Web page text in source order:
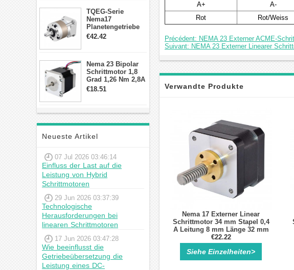
TQEG-Serie
Nema17
Planetengetriebe
10:1 Spiel 15Arc-
€42.42
Nema 23 Bipolar
Schrittmotor 1,8
Grad 1,26 Nm 2,8A
2,5V 4 Drähte
€18.51
Neueste Artikel
07 Jul 2026 03:46:14
Einfluss der Last auf die
Leistung von Hybrid
Schrittmotoren
29 Jun 2026 03:37:39
Technologische
Herausforderungen bei
linearen Schrittmotoren
17 Jun 2026 03:47:28
Wie beeinflusst die
Getriebeübersetzung die
Leistung eines DC-
A+
A-
Rot
Rot/Weiss
Précédent: NEMA 23 Externer ACME-
Suivant: NEMA 23 Externer Linearer
Verwandte Produkte
Nema 17 Externer Linear
Schrittmotor 34 mm Stapel 0,4
A Leitung 8 mm Länge 32 mm
für DIY 3D Drucker Kits
€22.22
Siehe Einzelheiten>